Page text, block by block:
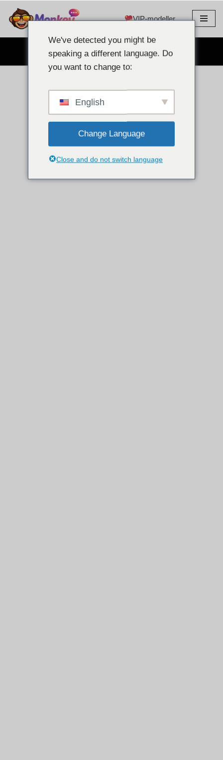
Gå
til
VIP-modeller
GRATIS NETTKAMERACHAT
We've detected you might be
speaking a different language. Do
you want to change to:
English
Change Language
Close and do not switch language